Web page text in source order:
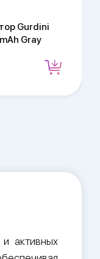
Gurdini
Gray
активных